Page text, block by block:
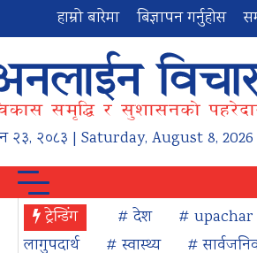
हाम्रो बारेमा बिज्ञापन गर्नुहोस
२३, २०८३ | Saturday, August 8, 2026
ट्रेन्डिंग # देश # upachar
लागुपदार्थ
# स्वास्थ्य #